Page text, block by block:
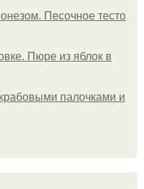
Песочное тесто
Пюре из яблок в
палочками и